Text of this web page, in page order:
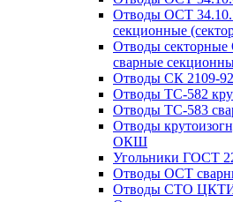
Отводы ОСТ
секционные
Отводы
сварные
Отводы СК 2109-
Отводы ТС-582
Отводы ТС-583
Отводы
ОКШ
Угольники ГОСТ
Отводы ОСТ
Отводы СТО